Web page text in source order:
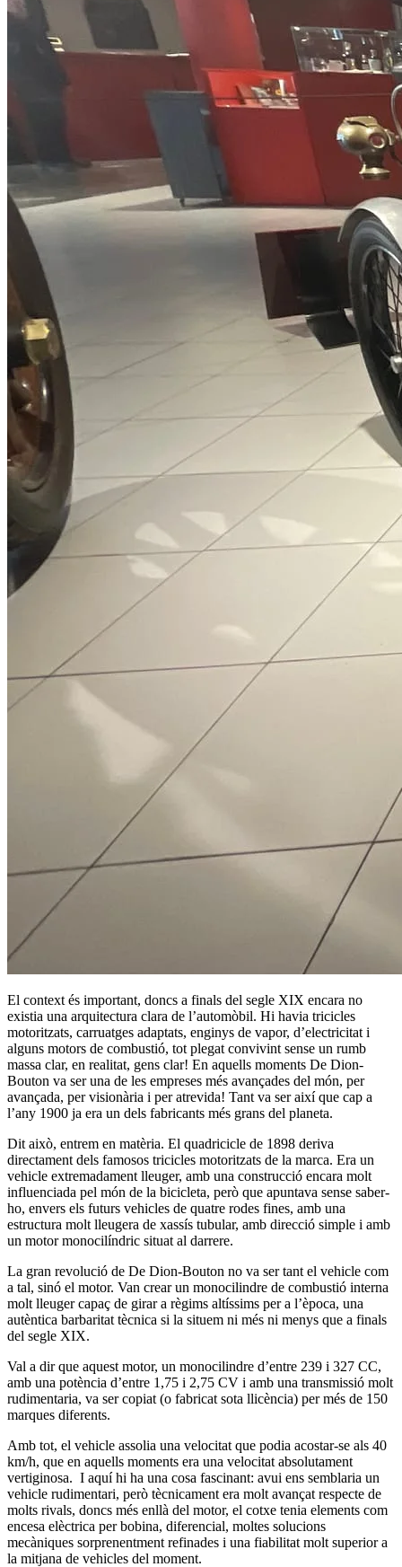
El context és important, doncs a finals del segle XIX encara no
existia una arquitectura clara de l’automòbil. Hi havia tricicles
motoritzats, carruatges adaptats, enginys de vapor, d’electricitat i
alguns motors de combustió, tot plegat convivint sense un rumb
massa clar, en realitat, gens clar! En aquells moments De Dion-
Bouton va ser una de les empreses més avançades del món, per
avançada, per visionària i per atrevida! Tant va ser així que cap a
l’any 1900 ja era un dels fabricants més grans del planeta.
Dit això, entrem en matèria. El quadricicle de 1898 deriva
directament dels famosos tricicles motoritzats de la marca. Era un
vehicle extremadament lleuger, amb una construcció encara molt
influenciada pel món de la bicicleta, però que apuntava sense saber-
ho, envers els futurs vehicles de quatre rodes fines, amb una
estructura molt lleugera de xassís tubular, amb direcció simple i amb
un motor monocilíndric situat al darrere.
La gran revolució de De Dion-Bouton no va ser tant el vehicle com
a tal, sinó el motor. Van crear un monocilindre de combustió interna
molt lleuger capaç de girar a règims altíssims per a l’època, una
autèntica barbaritat tècnica si la situem ni més ni menys que a finals
del segle XIX.
Val a dir que aquest motor, un monocilindre d’entre 239 i 327 CC,
amb una potència d’entre 1,75 i 2,75 CV i amb una transmissió molt
rudimentaria, va ser copiat (o fabricat sota llicència) per més de 150
marques diferents.
Amb tot, el vehicle assolia una velocitat que podia acostar-se als 40
km/h, que en aquells moments era una velocitat absolutament
vertiginosa. I aquí hi ha una cosa fascinant: avui ens semblaria un
vehicle rudimentari, però tècnicament era molt avançat respecte de
molts rivals, doncs més enllà del motor, el cotxe tenia elements com
encesa elèctrica per bobina, diferencial, moltes solucions
mecàniques sorprenentment refinades i una fiabilitat molt superior a
la mitjana de vehicles del moment.